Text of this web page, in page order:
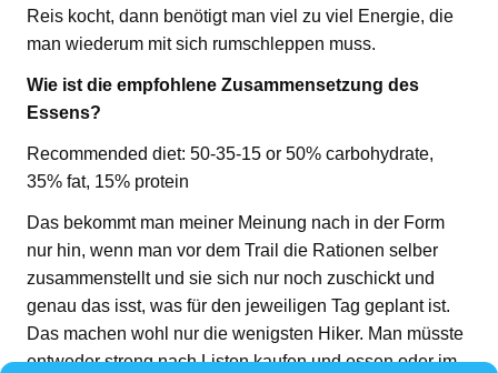
Reis kocht, dann benötigt man viel zu viel Energie, die
man wiederum mit sich rumschleppen muss.
Wie ist die empfohlene Zusammensetzung des
Essens?
Recommended diet: 50-35-15 or 50% carbohydrate,
35% fat, 15% protein
Das bekommt man meiner Meinung nach in der Form
nur hin, wenn man vor dem Trail die Rationen selber
zusammenstellt und sie sich nur noch zuschickt und
genau das isst, was für den jeweiligen Tag geplant ist.
Das machen wohl nur die wenigsten Hiker. Man müsste
entweder streng nach Listen kaufen und essen oder im